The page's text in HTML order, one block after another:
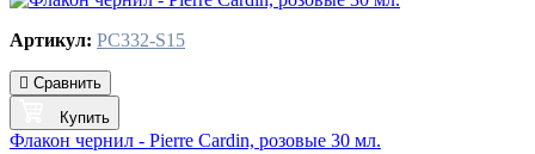
Артикул: PC332-S15
Сравнить
Купить
Флакон чернил - Pierre Cardin, розовые 30 мл.